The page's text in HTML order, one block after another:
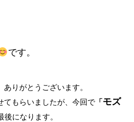
です。
りがとうございます。
てもらいましたが、今回で 「 モズ
後になります。